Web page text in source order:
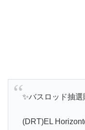
✨バスロッド抽
(DRT)EL